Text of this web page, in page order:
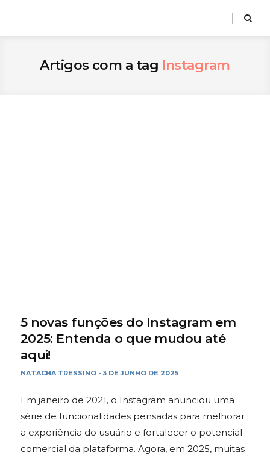
Artigos com a tag Instagram
5 novas funções do Instagram em
2025: Entenda o que mudou até
aqui!
NATACHA TRESSINO - 3 DE JUNHO DE 2025
Em janeiro de 2021, o Instagram anunciou uma
série de funcionalidades pensadas para melhorar
a experiência do usuário e fortalecer o potencial
comercial da plataforma. Agora, em 2025, muitas